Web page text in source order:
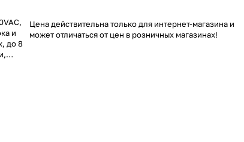
и
до 8
Цена действительна только для интернет-магазина и
может отличаться от цен в розничных магазинах!